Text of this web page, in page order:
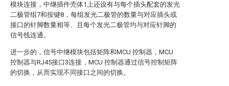
模块连接，中继插件壳体1上还设有与每个插头配套的发光
二极管组7和按键8，每组发光二极管的数量与对应插头或
接口的针脚数量相等、且每个发光二极管均与对应针脚的
信号线连通。
进一步的，信号中继模块包括矩阵和MCU 控制器，MCU
控制器与RJ45接口3连接，MCU 控制器通过信号控制矩阵
的切换，从而实现不同接口之间的切换。